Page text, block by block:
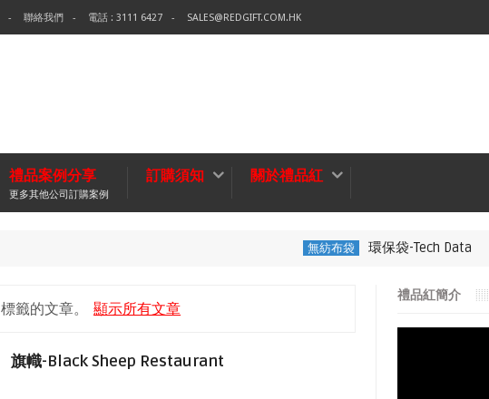
聯絡我們 電話 : 3111 6427 SALES@REDGIFT.COM.HK
禮品案例分享
更多其他公司訂購案例
訂購須知 關於禮品紅
環保袋-Tech Data 四色可擦筆
標籤的文章。 顯示所有文章
旗幟-Black Sheep Restaurant
禮品紅簡介